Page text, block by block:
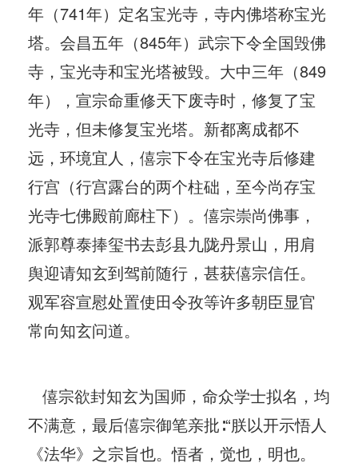
年（741年）定名宝光寺，寺内佛塔称宝光
塔。会昌五年（845年）武宗下令全国毁佛
寺，宝光寺和宝光塔被毁。大中三年（849
年），宣宗命重修天下废寺时，修复了宝
光寺，但未修复宝光塔。新都离成都不
远，环境宜人，僖宗下令在宝光寺后修建
行宫（行宫露台的两个柱础，至今尚存宝
光寺七佛殿前廊柱下）。僖宗崇尚佛事，
派郭尊泰捧玺书去彭县九陇丹景山，用肩
舆迎请知玄到驾前随行，甚获僖宗信任。
观军容宣慰处置使田令孜等许多朝臣显官
常向知玄问道。
僖宗欲封知玄为国师，命众学士拟名，均
不满意，最后僖宗御笔亲批∶“朕以开示悟人
《法华》之宗旨也。悟者，觉也，明也。